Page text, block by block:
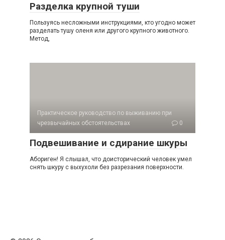
Разделка крупной туши
Пользуясь несложными инструкциями, кто угодно может
разделать тушу оленя или другого крупного животного.
Метод,
Практическое руководство по выживанию при
чрезвычайных обстоятельствах
0
Подвешивание и сдирание шкуры
Абориген! Я слышал, что доисторический человек умел
снять шкуру с выхухоли без разрезания поверхности.